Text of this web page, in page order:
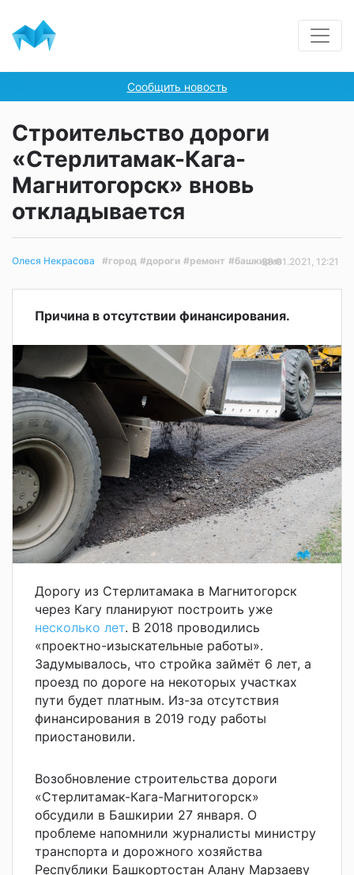
Сообщить новость
Строительство дороги
«Стерлитамак-Кага-
Магнитогорск» вновь
откладывается
Олеся Некрасова #город #дороги #ремонт #башкирия28.01.2021, 12:21
Причина в отсутствии финансирования.
Дорогу из Стерлитамака в Магнитогорск
через Кагу планируют построить уже
несколько лет. В 2018 проводились
«проектно-изыскательные работы».
Задумывалось, что стройка займёт 6 лет, а
проезд по дороге на некоторых участках
пути будет платным. Из-за отсутствия
финансирования в 2019 году работы
приостановили.
Возобновление строительства дороги
«Стерлитамак-Кага-Магнитогорск»
обсудили в Башкирии 27 января. О
проблеме напомнили журналисты министру
транспорта и дорожного хозяйства
Республики Башкортостан Алану Марзаеву